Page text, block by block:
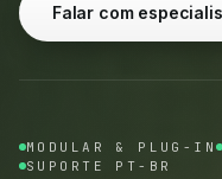
Falar com
MODULAR & PLUG-IN
SUPORTE PT-BR